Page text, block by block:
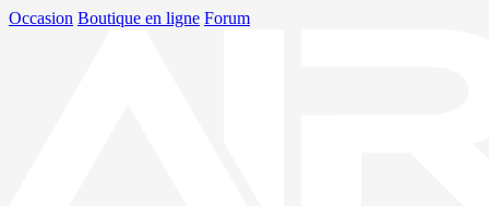
Occasion Boutique en ligne Forum